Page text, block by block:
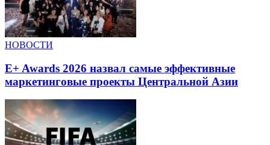
НОВОСТИ
E+ Awards 2026 назвал самые эффективные
маркетинговые проекты Центральной Азии